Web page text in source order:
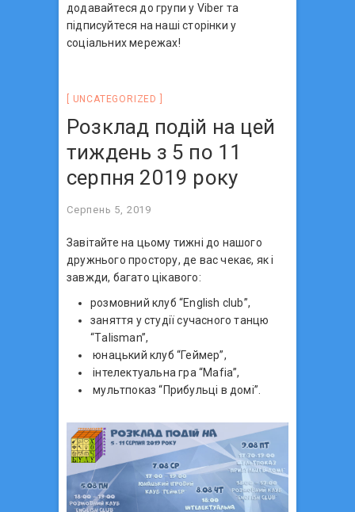
додавайтеся до групи у Viber та
підписуйтеся на наші сторінки у
соціальних мережах!
UNCATEGORIZED
Розклад подій на цей
тиждень з 5 по 11
серпня 2019 року
Серпень 5, 2019
Завітайте на цьому тижні до нашого
дружнього простору, де вас чекає, як і
завжди, багато цікавого:
розмовний клуб “English club”,
заняття у студії сучасного танцю
“Тalisman”,
юнацький клуб “Геймер”,
інтелектуальна гра “Mafia”,
мультпоказ “Прибульці в домі”.